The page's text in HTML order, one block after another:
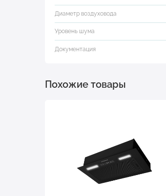
Диаметр воздуховода
Уровень шума
Документация
Похожие товары